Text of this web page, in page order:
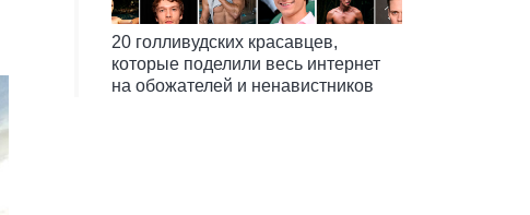
20 голливудских красавцев,
которые поделили весь интернет
на обожателей и ненавистников